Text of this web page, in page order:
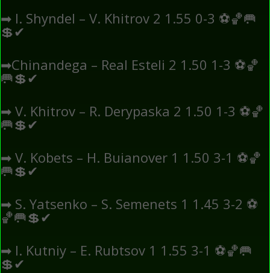
➡ I. Shyndel – V. Khitrov 2 1.55 0-3 ⚽🏀🥅
💲✔
➡Chinandega – Real Esteli 2 1.50 1-3 ⚽🏀
🥅💲✔
➡ V. Khitrov – R. Derypaska 2 1.50 1-3 ⚽🏀
🥅💲✔
➡ V. Kobets – H. Buianover 1 1.50 3-1 ⚽🏀
🥅💲✔
➡ S. Yatsenko – S. Semenets 1 1.45 3-2 ⚽
🏀🥅💲✔
➡ I. Kutniy – E. Rubtsov 1 1.55 3-1 ⚽🏀🥅
💲✔